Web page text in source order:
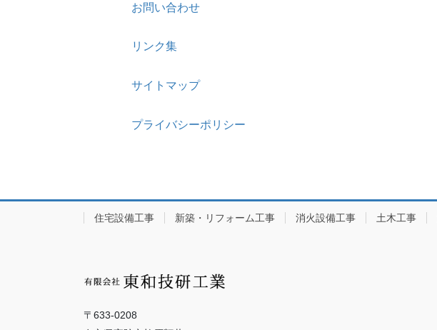
お問い合わせ
リンク集
サイトマップ
プライバシーポリシー
住宅設備工事 新築・リフォーム工事 消火設備工事 土木工事
〒633-0208